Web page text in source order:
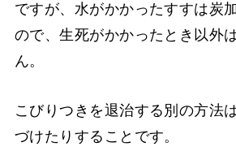
ですが、水がかかったすすは炭
ので、生死がかかったとき以外
ん。
こびりつきを退治する別の方法
づけたりすることです。